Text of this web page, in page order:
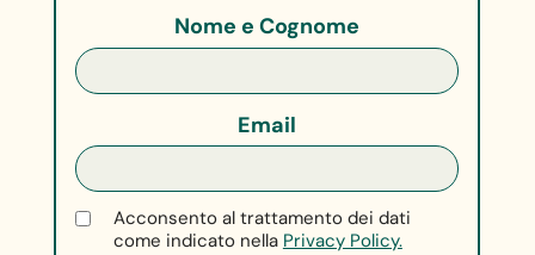
Nome e Cognome
Email
Acconsento al trattamento dei dati
come indicato nella Privacy Policy.